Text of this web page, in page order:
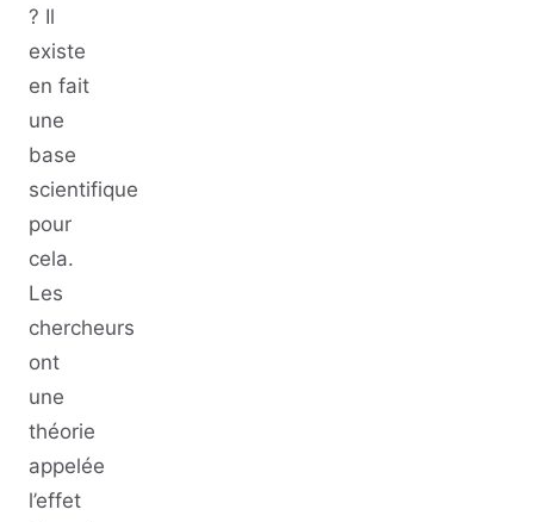
? Il
existe
en fait
une
base
scientifique
pour
cela.
Les
chercheurs
ont
une
théorie
appelée
l’effet